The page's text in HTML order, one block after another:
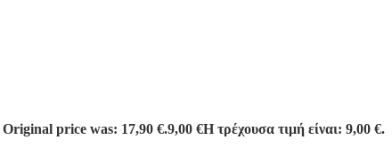
Original price was: 17,90 €.9,00 €Η τρέχουσα τιμή είναι: 9,00 €.